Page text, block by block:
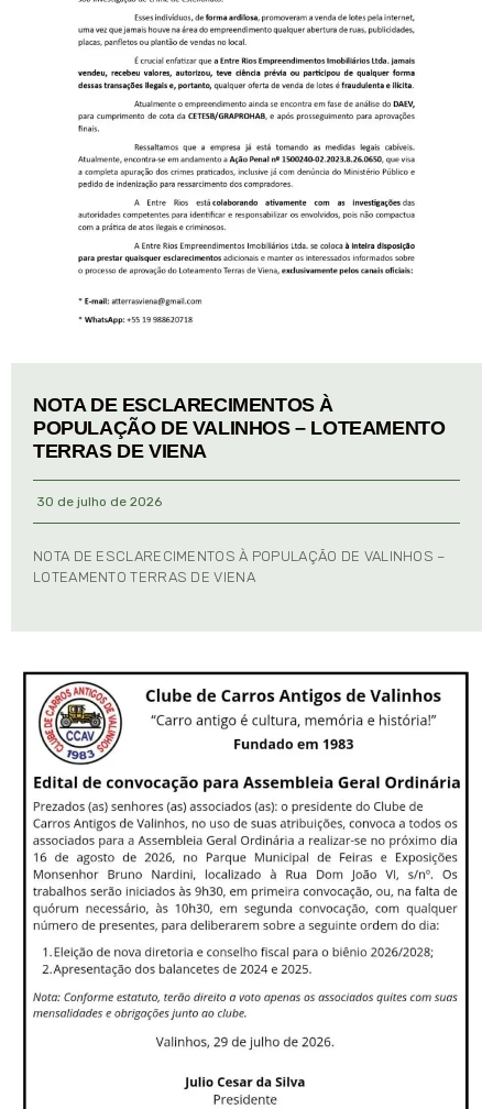
NOTA DE ESCLARECIMENTOS À
POPULAÇÃO DE VALINHOS – LOTEAMENTO
TERRAS DE VIENA
30 de julho de 2026
NOTA DE ESCLARECIMENTOS À POPULAÇÃO DE VALINHOS –
LOTEAMENTO TERRAS DE VIENA